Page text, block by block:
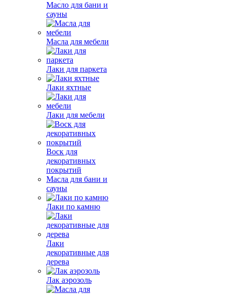
Масло для бани и
сауны
Масла для мебели
Лаки для паркета
Лаки яхтные
Лаки для мебели
Воск для
декоративных
покрытий
Масла для бани и
сауны
Лаки по камню
Лаки
декоративные для
дерева
Лак аэрозоль